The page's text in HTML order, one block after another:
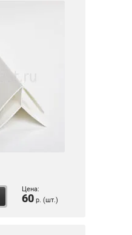
Цена:
60р. (шт.)